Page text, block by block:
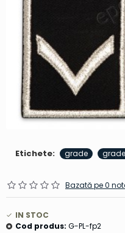
Etichete: grade
Bazată pe 0
IN STOC
Cod produs: G-PL-fp2